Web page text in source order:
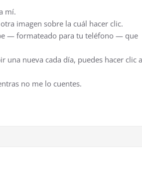
mí.
imagen sobre la cuál hacer clic.
— formateado para tu teléfono — que
una nueva cada día, puedes hacer clic a
no me lo cuentes.